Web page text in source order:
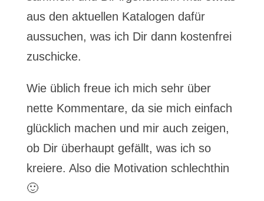
aus den aktuellen Katalogen dafür
aussuchen, was ich Dir dann kostenfrei
zuschicke.
Wie üblich freue ich mich sehr über
nette Kommentare, da sie mich einfach
glücklich machen und mir auch zeigen,
ob Dir überhaupt gefällt, was ich so
kreiere. Also die Motivation schlechthin
🙂